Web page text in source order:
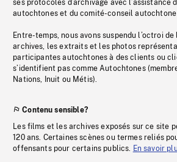
ses protocoles d’archivage avec l’assistance
autochtones et du comité-conseil autochtone
Entre-temps, nous avons suspendu l’octroi
archives, les extraits et les photos
participantes autochtones à des clients ou
s’identifient pas comme Autochtones
Nations, Inuit ou Métis).
Contenu sensible?
Les films et les archives exposés sur ce site
120 ans. Certaines scènes ou termes reliés
offensants pour certains publics. En savoir